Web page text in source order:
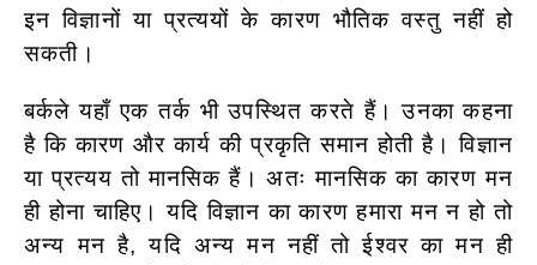
इन विज्ञानों या प्रत्ययों के कारण भौतिक वस्तु नहीं हो
सकती।
बर्कले यहाँ एक तर्क भी उपस्थित करते हैं। उनका कहना
है कि कारण और कार्य की प्रकृति समान होती है। विज्ञान
या प्रत्यय तो मानसिक हैं। अतः मानसिक का कारण मन
ही होना चाहिए। यदि विज्ञान का कारण हमारा मन न हो तो
अन्य मन है, यदि अन्य मन नहीं तो ईश्वर का मन ही